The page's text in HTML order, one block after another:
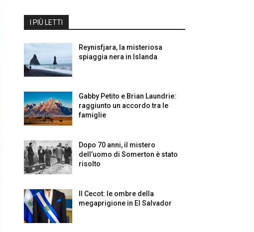
I PIÙ LETTI
Reynisfjara, la misteriosa
spiaggia nera in Islanda
Gabby Petito e Brian Laundrie:
raggiunto un accordo tra le
famiglie
Dopo 70 anni, il mistero
dell’uomo di Somerton è stato
risolto
Il Cecot: le ombre della
megaprigione in El Salvador